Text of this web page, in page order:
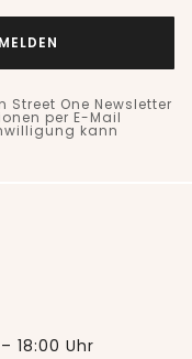
One Newsletter
per E-Mail
kann
18:00 Uhr